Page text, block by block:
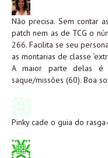
Não precisa. Sem contar
patch nem as de TCG o
266. Facilita se seu
as montarias de classe
A maior parte delas é
saque/missões (60). Boa
Pinky cade o guia do